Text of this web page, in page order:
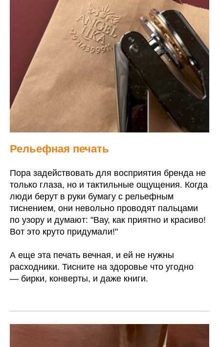
Рельефная печать
Пора задействовать для восприятия бренда не
только глаза, но и тактильные ощущения. Когда
люди берут в руки бумагу с рельефным
тиснением, они невольно проводят пальцами
по узору и думают: "Вау, как приятно и красиво!
Вот это круто придумали!"
А еще эта печать вечная, и ей не нужны
расходники. Тисните на здоровье что угодно
— бирки, конверты, и даже книги.